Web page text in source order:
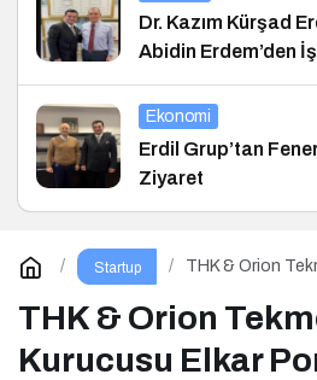
Dr. Kazım Kürşad
Abidin Erdem’den
Ekonomi
Erdil Grup’tan
Ziyaret
Startup
THK & Orion
Electronics’e
THK & Orion
Kurucusu Elkar